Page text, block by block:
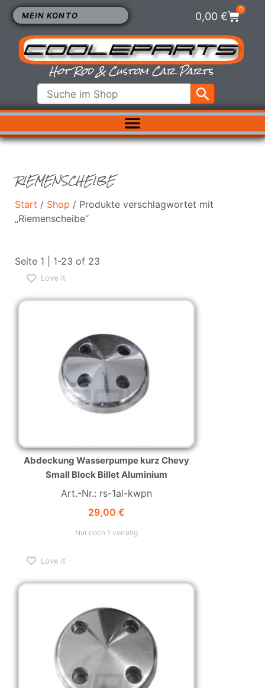
MEIN KONTO 0,00€
0
Hot Rod & Custom Car Parts
ELEKTRIK
INNENRAUM
KÜHLUNG
RIEMENSCHEIBE
Start / Shop / Produkte verschlagwortet mit
„Riemenscheibe“
Seite 1 | 1-23 of 23
Love it
Abdeckung Wasserpumpe kurz Chevy
Small Block Billet Aluminium
Art.-Nr.: rs-1al-kwpn
29,00 €
Nur noch 1 vorrätig
Love it